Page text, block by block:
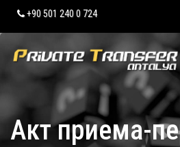
+90 501 240 0 724
Акт приема-